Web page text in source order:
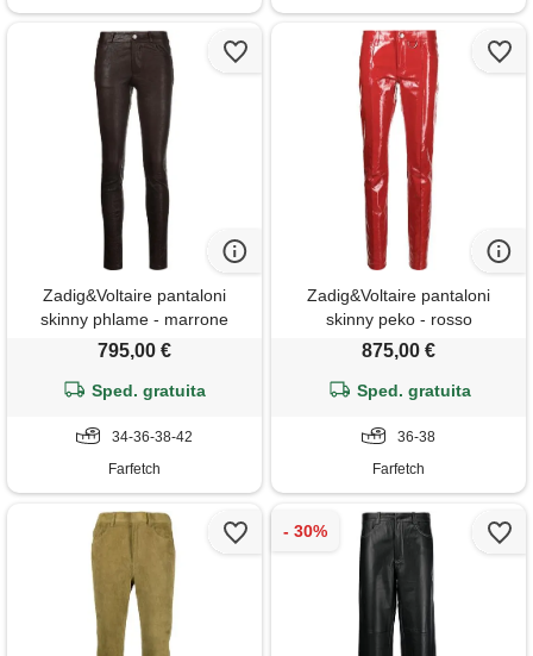
Zadig&Voltaire pantaloni
skinny phlame - marrone
795,00 €
Sped. gratuita
34-36-38-42
Farfetch
Zadig&Voltaire pantaloni
skinny peko - rosso
875,00 €
Sped. gratuita
36-38
Farfetch